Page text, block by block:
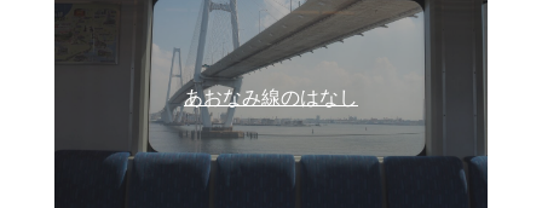
あおなみ線のはなし